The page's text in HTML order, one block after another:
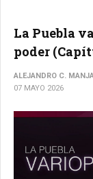
La Puebla
poder
ALEJANDRO C.
07 MAYO 2026